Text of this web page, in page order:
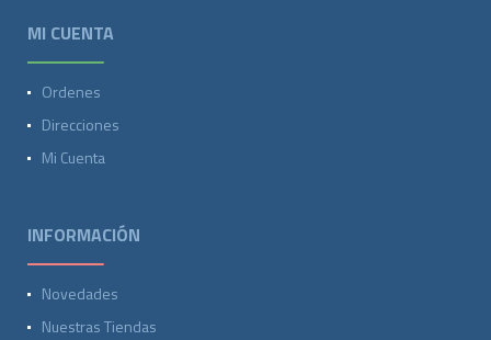
MI CUENTA
Ordenes
Direcciones
Mi Cuenta
INFORMACIÓN
Novedades
Nuestras Tiendas